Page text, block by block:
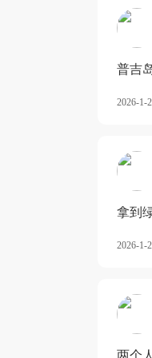
普吉
2026-1-
拿到
2026-1-
两个